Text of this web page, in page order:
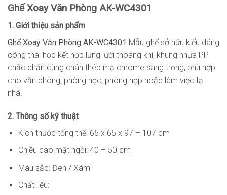
Ghế Xoay Văn Phòng AK-WC4301
1. Giới thiệu sản phẩm
Ghế Xoay Văn Phòng AK-WC4301 Mẫu ghế sở hữu kiểu dáng
công thái học kết hợp lưng lưới thoáng khí, khung nhựa PP
chắc chắn cùng chân thép mạ chrome sang trọng, phù hợp
cho văn phòng, phòng học, phòng họp hoặc làm việc tại
nhà.
2. Thông số kỹ thuật
Kích thước tổng thể: 65 x 65 x 97 – 107 cm
Chiều cao mặt ngồi: 40 – 50 cm
Màu sắc: Đen / Xám
Chất liệu: